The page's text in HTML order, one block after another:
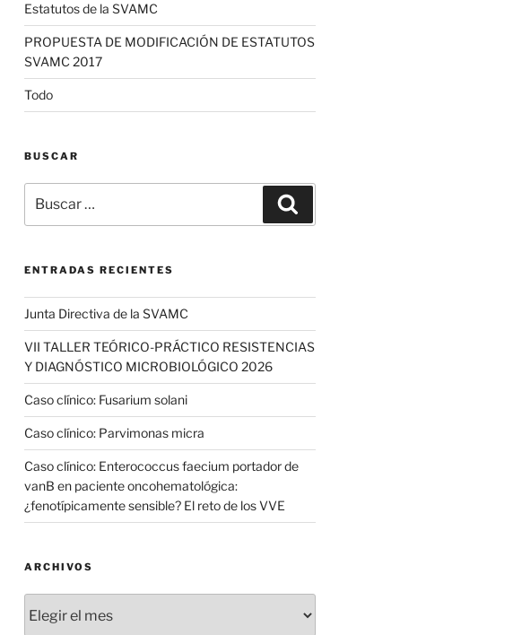
Estatutos de la SVAMC
PROPUESTA DE MODIFICACIÓN DE ESTATUTOS
SVAMC 2017
Todo
BUSCAR
por:
ENTRADAS RECIENTES
Junta Directiva de la SVAMC
VII TALLER TEÓRICO-PRÁCTICO RESISTENCIAS
Y DIAGNÓSTICO MICROBIOLÓGICO 2026
Caso clínico: Fusarium solani
Caso clínico: Parvimonas micra
Caso clínico: Enterococcus faecium portador de
vanB en paciente oncohematológica:
¿fenotípicamente sensible? El reto de los VVE
ARCHIVOS